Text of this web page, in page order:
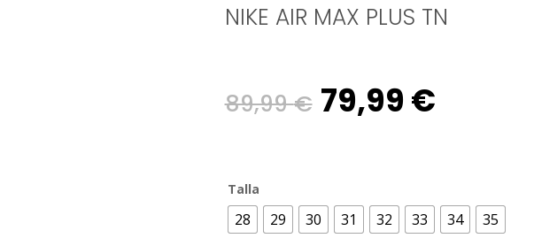
NIKE AIR MAX PLUS TN
89,99€ Original
was:
79,99 €Current
is:
Talla
28 29 30 31 32 33 34 35